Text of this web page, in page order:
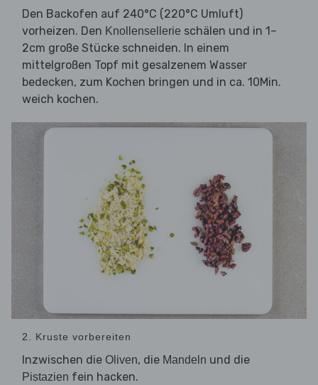
Den Backofen auf 240°C (220°C Umluft)
vorheizen. Den Knollensellerie schälen und in 1–
2cm große Stücke schneiden. In einem
mittelgroßen Topf mit gesalzenem Wasser
bedecken, zum Kochen bringen und in ca. 10Min.
weich kochen.
2. Kruste vorbereiten
Inzwischen die Oliven, die Mandeln und die
Pistazien fein hacken.